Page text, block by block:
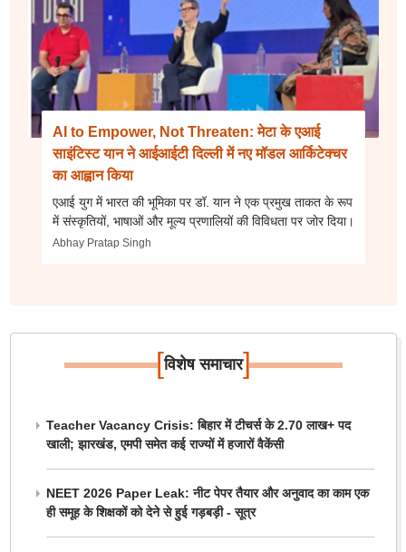
AI to Empower, Not Threaten: मेटा के एआई
साइंटिस्ट यान ने आईआईटी दिल्ली में नए मॉडल आर्किटेक्चर
का आह्वान किया
एआई युग में भारत की भूमिका पर डॉ. यान ने एक प्रमुख ताकत के रूप
में संस्कृतियों, भाषाओं और मूल्य प्रणालियों की विविधता पर जोर दिया।
Abhay Pratap Singh
[विशेष समाचार]
Teacher Vacancy Crisis: बिहार में टीचर्स के 2.70 लाख+ पद
खाली; झारखंड, एमपी समेत कई राज्यों में हजारों वैकेंसी
NEET 2026 Paper Leak: नीट पेपर तैयार और अनुवाद का काम एक
ही समूह के शिक्षकों को देने से हुई गड़बड़ी - सूत्र